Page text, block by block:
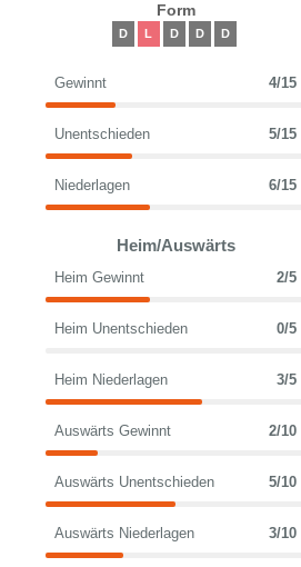
Form
D L D D D
Gewinnt 4/15
Unentschieden 5/15
Niederlagen 6/15
Heim/Auswärts
Heim Gewinnt 2/5
Heim Unentschieden 0/5
Heim Niederlagen 3/5
Auswärts Gewinnt 2/10
Auswärts Unentschieden 5/10
Auswärts Niederlagen 3/10